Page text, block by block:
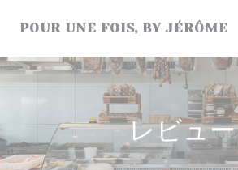
POUR UNE FOIS, BY JÉRÔME
レビュー